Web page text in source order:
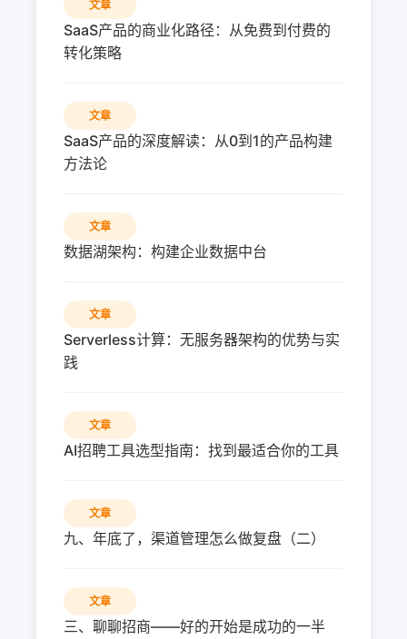
文章
SaaS产品的商业化路径：从免费到付费的
转化策略
文章
SaaS产品的深度解读：从0到1的产品构建
方法论
文章
数据湖架构：构建企业数据中台
文章
Serverless计算：无服务器架构的优势与实
践
文章
AI招聘工具选型指南：找到最适合你的工具
文章
九、年底了，渠道管理怎么做复盘（二）
文章
三、聊聊招商——好的开始是成功的一半